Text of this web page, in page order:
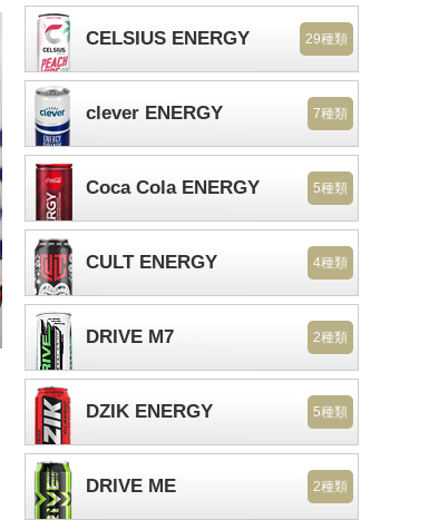
CELSIUS ENERGY 29種類
clever ENERGY 7種類
Coca Cola ENERGY 5種類
CULT ENERGY 4種類
DRIVE M7 2種類
DZIK ENERGY 5種類
DRIVE ME 2種類